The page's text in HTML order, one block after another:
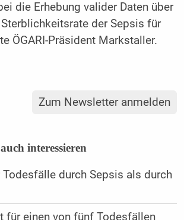
die Erhebung valider Daten über
der Sepsis für
ÖGARI-Präsident Markstaller.
Zum Newsletter anmelden
interessieren
Todesfälle durch Sepsis als durch
für einen von fünf Todesfällen